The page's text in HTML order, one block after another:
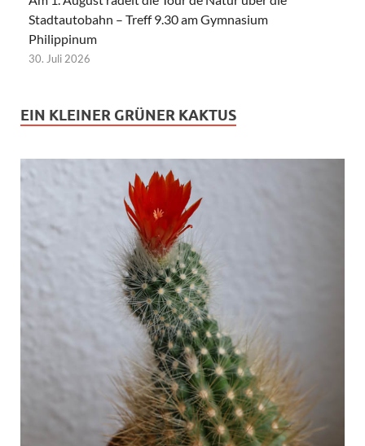
Stadtautobahn – Treff 9.30 am Gymnasium
Philippinum
30. Juli 2026
EIN KLEINER GRÜNER KAKTUS